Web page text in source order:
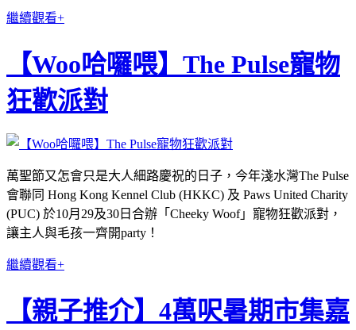
繼續觀看+
【Woo哈囉喂】The Pulse寵物
狂歡派對
萬聖節又怎會只是大人細路慶祝的日子，今年淺水灣The Pulse
會聯同 Hong Kong Kennel Club (HKKC) 及 Paws United Charity
(PUC) 於10月29及30日合辦「Cheeky Woof」寵物狂歡派對，
讓主人與毛孩一齊開party！
繼續觀看+
【親子推介】4萬呎暑期市集嘉